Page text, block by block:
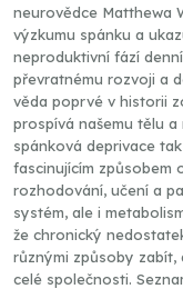
neurovědce Matthewa
výzkumu spánku a
neproduktivní fází
převratnému rozvoji a
věda poprvé v historii
prospívá našemu tělu
spánková deprivace
fascinujícím způsobem
rozhodování, učení a
systém, ale i
že chronický
různými způsoby
celé společnosti.